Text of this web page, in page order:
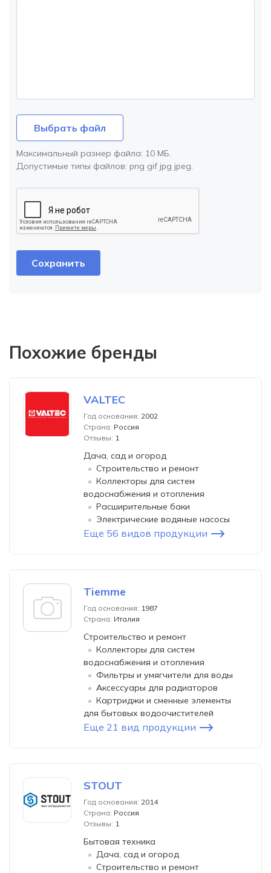
Выбрать файл
Максимальный размер файла: 10 МБ.
Допустимые типы файлов: png gif jpg jpeg.
Похожие бренды
VALTEC
Год основания: 2002
Страна: Россия
Отзывы: 1
Дача, сад и огород
Строительство и ремонт
Коллекторы для систем
водоснабжения и отопления
Расширительные баки
Электрические водяные насосы
Еще 56 видов продукции
Tiemme
Год основания: 1987
Страна: Италия
Строительство и ремонт
Коллекторы для систем
водоснабжения и отопления
Фильтры и умягчители для воды
Аксессуары для радиаторов
Картриджи и сменные элементы
для бытовых водоочистителей
Еще 21 вид продукции
STOUT
Год основания: 2014
Страна: Россия
Отзывы: 1
Бытовая техника
Дача, сад и огород
Строительство и ремонт